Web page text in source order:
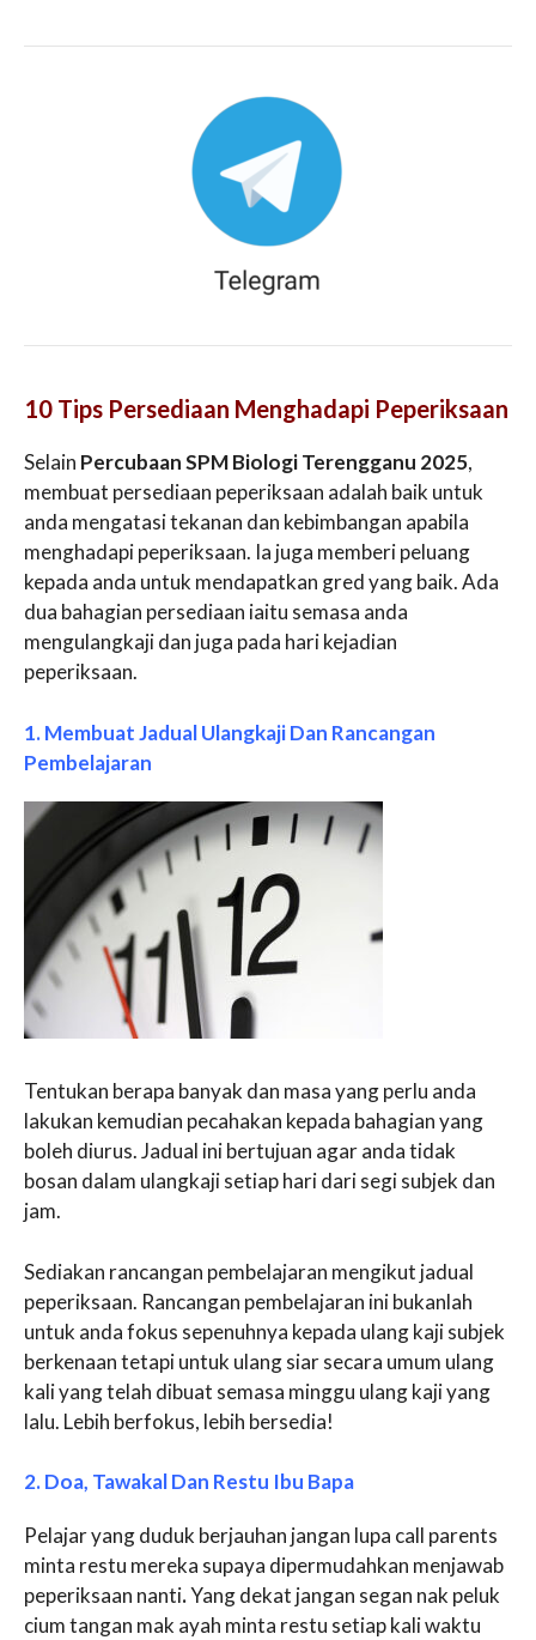
10 Tips Persediaan Menghadapi Peperiksaan
Selain Percubaan SPM Biologi Terengganu 2025,
membuat persediaan peperiksaan adalah baik untuk
anda mengatasi tekanan dan kebimbangan apabila
menghadapi peperiksaan. Ia juga memberi peluang
kepada anda untuk mendapatkan gred yang baik. Ada
dua bahagian persediaan iaitu semasa anda
mengulangkaji dan juga pada hari kejadian
peperiksaan.
1. Membuat Jadual Ulangkaji Dan Rancangan
Pembelajaran
Tentukan berapa banyak dan masa yang perlu anda
lakukan kemudian pecahakan kepada bahagian yang
boleh diurus. Jadual ini bertujuan agar anda tidak
bosan dalam ulangkaji setiap hari dari segi subjek dan
jam.
Sediakan rancangan pembelajaran mengikut jadual
peperiksaan. Rancangan pembelajaran ini bukanlah
untuk anda fokus sepenuhnya kepada ulang kaji subjek
berkenaan tetapi untuk ulang siar secara umum ulang
kali yang telah dibuat semasa minggu ulang kaji yang
lalu. Lebih berfokus, lebih bersedia!
2. Doa, Tawakal Dan Restu Ibu Bapa
Pelajar yang duduk berjauhan jangan lupa call parents
minta restu mereka supaya dipermudahkan menjawab
peperiksaan nanti.Yang dekat jangan segan nak peluk
cium tangan mak ayah minta restu setiap kali waktu